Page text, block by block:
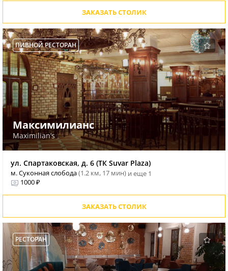
ЗАКАЗАТЬ СТОЛИК
ПИВНОЙ РЕСТОРАН
Максимилианс
Maximilian’s
ул. Спартаковская, д. 6 (ТК Suvar Plaza)
м. Суконная слобода(1.2 км, 17 мин) и еще 1
1000 ₽
ЗАКАЗАТЬ СТОЛИК
РЕСТОРАН